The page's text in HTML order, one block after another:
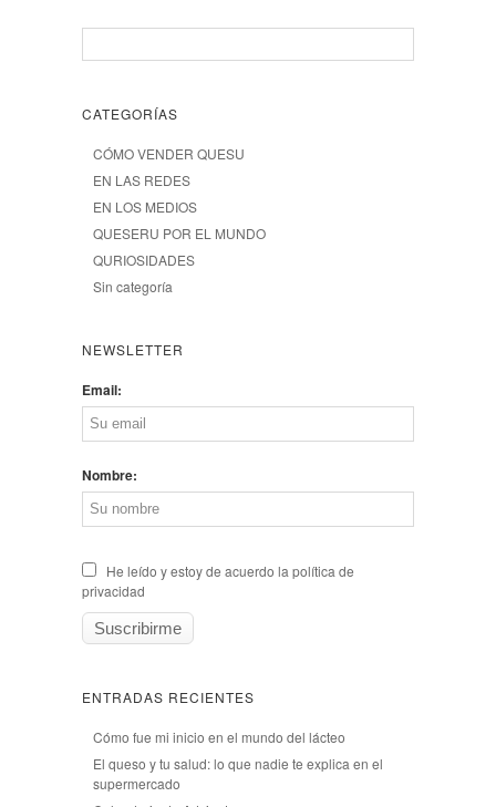
CATEGORÍAS
CÓMO VENDER QUESU
EN LAS REDES
EN LOS MEDIOS
QUESERU POR EL MUNDO
QURIOSIDADES
Sin categoría
NEWSLETTER
Email:
Nombre:
He leído y estoy de acuerdo la política de
privacidad
ENTRADAS RECIENTES
Cómo fue mi inicio en el mundo del lácteo
El queso y tu salud: lo que nadie te explica en el
supermercado